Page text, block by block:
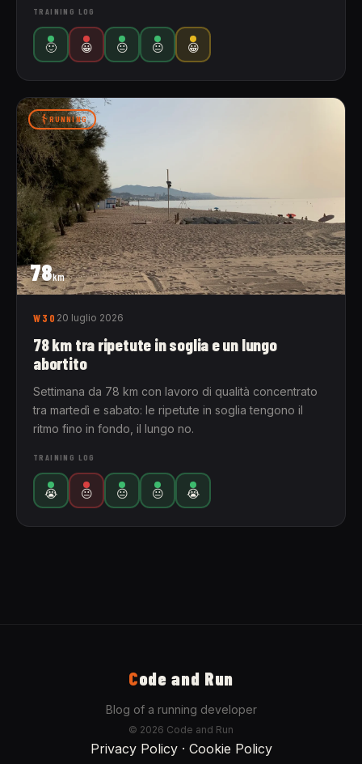
TRAINING LOG
🙂 😀 😐 😐 😀
78km
RUNNING
W30 20 luglio 2026
78 km tra ripetute in soglia e un lungo
abortito
Settimana da 78 km con lavoro di qualità concentrato
tra martedì e sabato: le ripetute in soglia tengono il
ritmo fino in fondo, il lungo no.
TRAINING LOG
😭 😐 😐 😐 😭
Code and Run
Blog of a running developer
© 2026 Code and Run
Privacy Policy· Cookie Policy